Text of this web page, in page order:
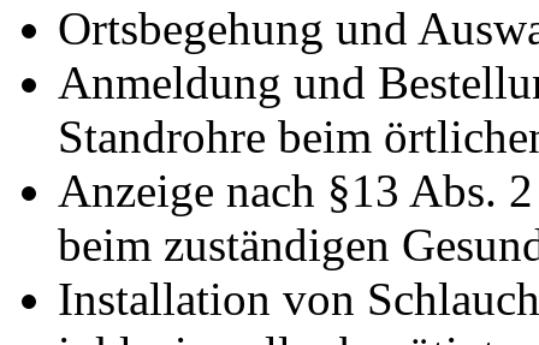
Ortsbegehung und
Anmeldung und
Standrohre beim
Anzeige nach §13 Abs.
beim zuständigen
Installation von